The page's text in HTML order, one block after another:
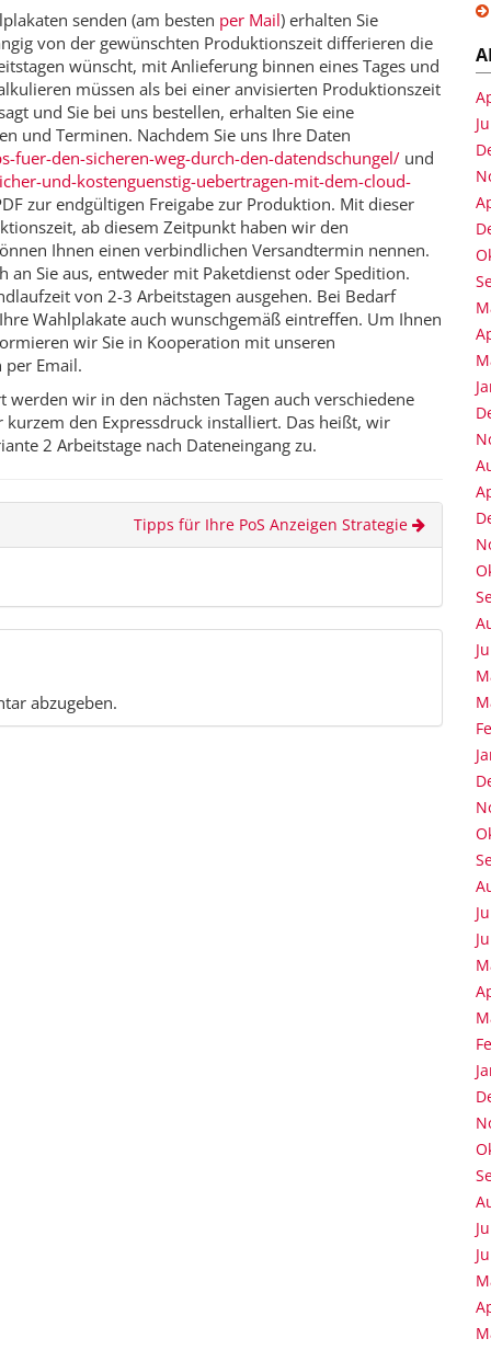
senden (am besten per Mail) erhalten Sie
von der gewünschten Produktionszeit differieren die
wünscht, mit Anlieferung binnen eines Tages und
müssen als bei einer anvisierten Produktionszeit
und Sie bei uns bestellen, erhalten Sie eine
und Terminen. Nachdem Sie uns Ihre Daten
den-sicheren-weg-durch-den-datendschungel/ und
und-kostenguenstig-uebertragen-mit-dem-cloud-
zur endgültigen Freigabe zur Produktion. Mit dieser
ab diesem Zeitpunkt haben wir den
Ihnen einen verbindlichen Versandtermin nennen.
Sie aus, entweder mit Paketdienst oder Spedition.
von 2-3 Arbeitstagen ausgehen. Bei Bedarf
Wahlplakate auch wunschgemäß eintreffen. Um Ihnen
wir Sie in Kooperation mit unseren
Email.
wir in den nächsten Tagen auch verschiedene
den Expressdruck installiert. Das heißt, wir
2 Arbeitstage nach Dateneingang zu.
Tipps für Ihre PoS Anzeigen Strategie
abzugeben.